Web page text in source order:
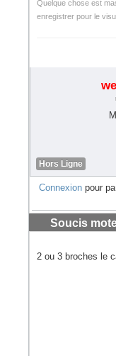
Quelque chose est
enregistrer pour le
Hors Ligne
Connexion pour
Soucis
2 ou 3 broches le